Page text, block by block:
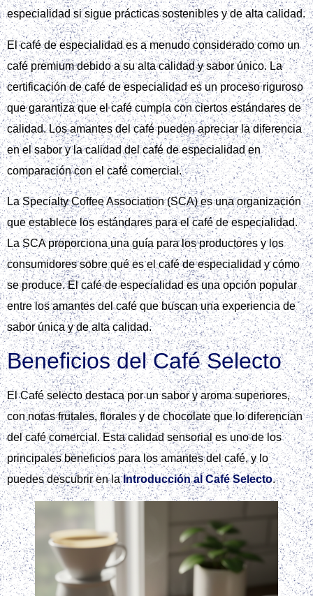
especialidad si sigue prácticas sostenibles y de alta calidad.
El café de especialidad es a menudo considerado como un
café premium debido a su alta calidad y sabor único. La
certificación de café de especialidad es un proceso riguroso
que garantiza que el café cumpla con ciertos estándares de
calidad. Los amantes del café pueden apreciar la diferencia
en el sabor y la calidad del café de especialidad en
comparación con el café comercial.
La Specialty Coffee Association (SCA) es una organización
que establece los estándares para el café de especialidad.
La SCA proporciona una guía para los productores y los
consumidores sobre qué es el café de especialidad y cómo
se produce. El café de especialidad es una opción popular
entre los amantes del café que buscan una experiencia de
sabor única y de alta calidad.
Beneficios del Café Selecto
El Café selecto destaca por un sabor y aroma superiores,
con notas frutales, florales y de chocolate que lo diferencian
del café comercial. Esta calidad sensorial es uno de los
principales beneficios para los amantes del café, y lo
puedes descubrir en laIntroducción al Café Selecto.